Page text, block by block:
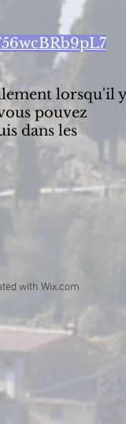
lorsqu'il
pouvez
dans les
with Wix.com